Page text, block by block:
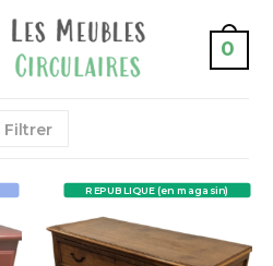
0
Filtrer
REPUBLIQUE (en magasin)